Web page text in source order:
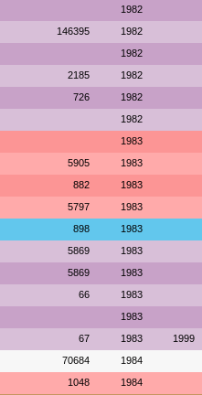
1982
146395 1982
1982
2185 1982
726 1982
1982
1983
5905 1983
882 1983
5797 1983
898 1983
5869 1983
5869 1983
66 1983
1983
67 1983 1999
70684 1984
1048 1984